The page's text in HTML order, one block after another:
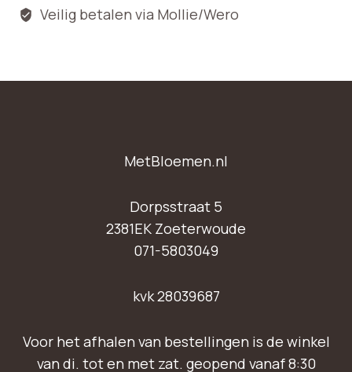
Veilig betalen via Mollie/Wero
MetBloemen.nl
Dorpsstraat 5
2381EK Zoeterwoude
071-5803049
kvk 28039687
Voor het afhalen van bestellingen is de winkel
van di. tot en met zat. geopend vanaf 8:30